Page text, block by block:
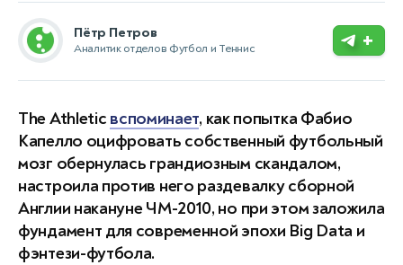
Пётр Петров
Аналитик отделов Футбол и Теннис +
The Athletic вспоминает, как попытка Фабио
Капелло оцифровать собственный футбольный
мозг обернулась грандиозным скандалом,
настроила против него раздевалку сборной
Англии накануне ЧМ-2010, но при этом заложила
фундамент для современной эпохи Big Data и
фэнтези-футбола.